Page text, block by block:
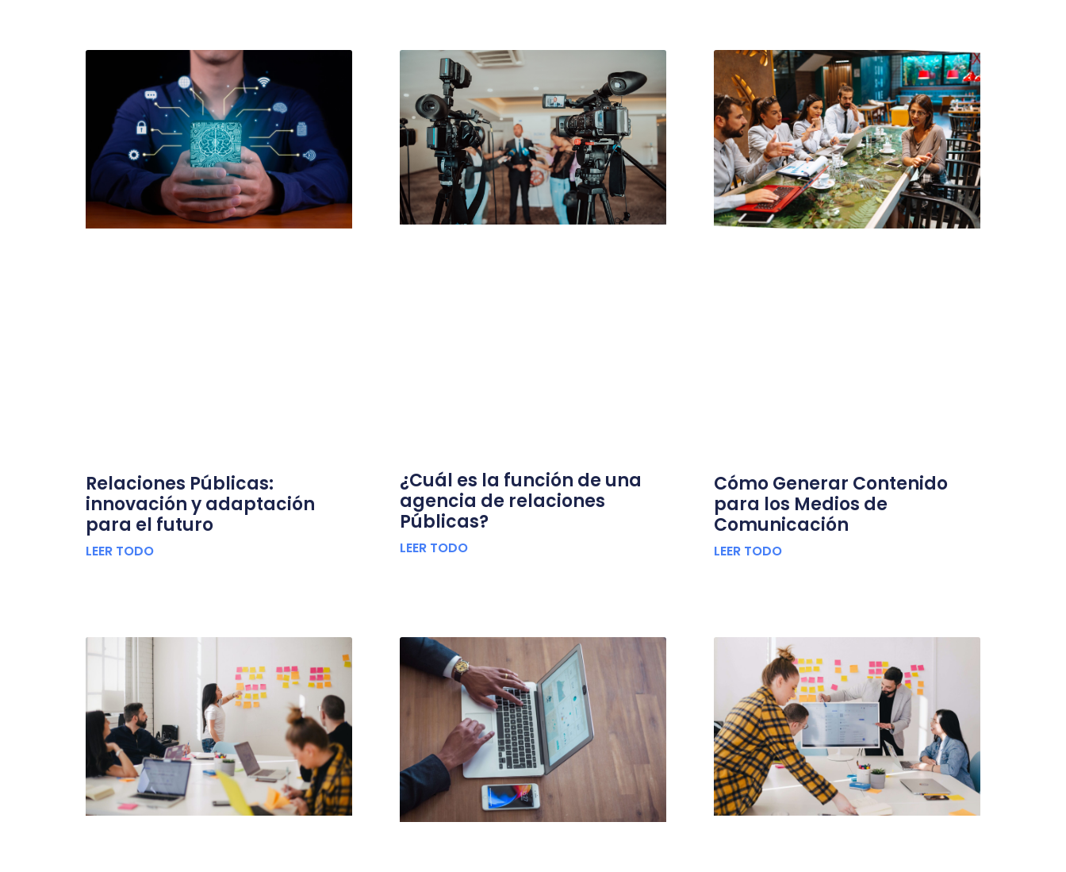
Relaciones Públicas:
innovación y adaptación
para el futuro
LEER TODO
¿Cuál es la función de una
agencia de relaciones
Públicas?
LEER TODO
Cómo Generar Contenido
para los Medios de
Comunicación
LEER TODO